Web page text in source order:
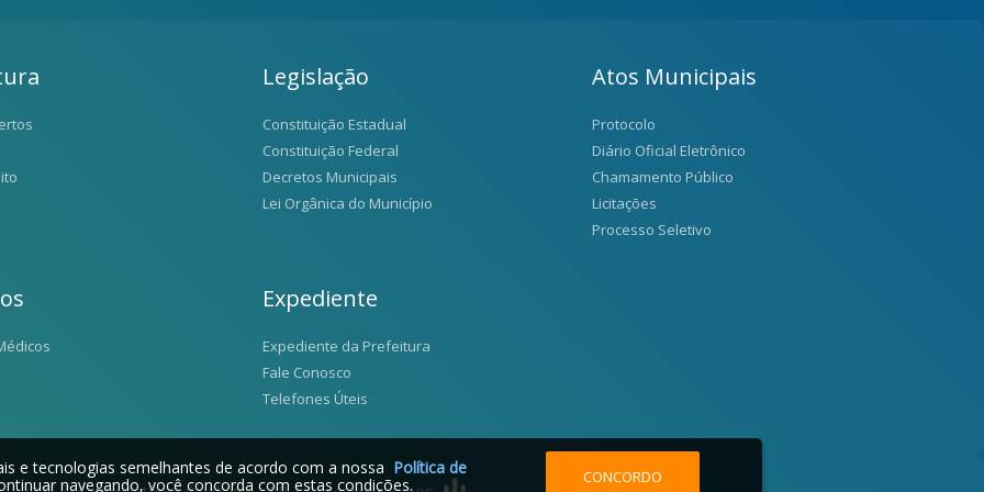
Legislação
Constituição Estadual
Constituição Federal
Decretos Municipais
Lei Orgânica do Município
Atos Municipais
Protocolo
Diário Oficial Eletrônico
Chamamento Público
Licitações
Processo Seletivo
Expediente
Expediente da Prefeitura
Fale Conosco
Telefones Úteis
e tecnologias semelhantes de acordo com a nossa Política de
navegando, você concorda com estas condições.
CONCORDO